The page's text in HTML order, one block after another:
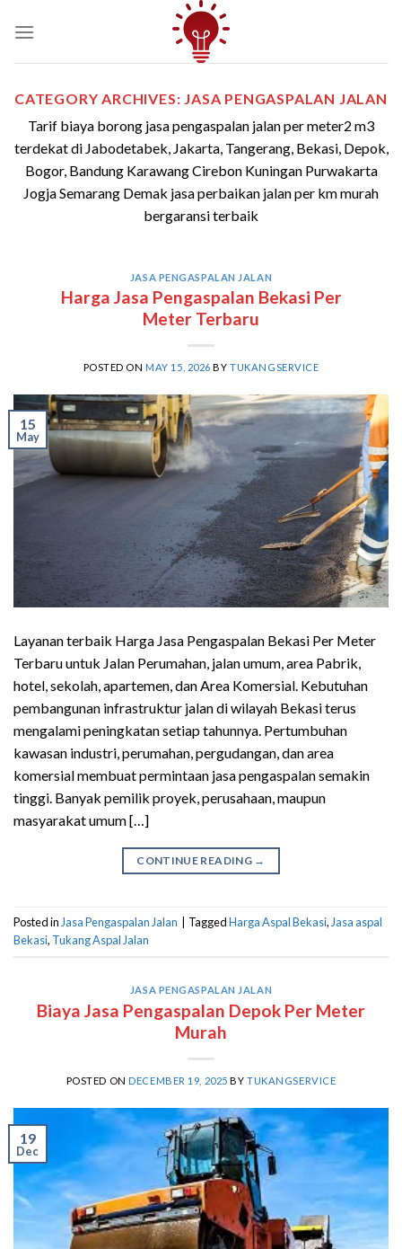
CATEGORY ARCHIVES: JASA PENGASPALAN JALAN
Tarif biaya borong jasa pengaspalan jalan per meter2 m3
terdekat di Jabodetabek, Jakarta, Tangerang, Bekasi, Depok,
Bogor, Bandung Karawang Cirebon Kuningan Purwakarta
Jogja Semarang Demak jasa perbaikan jalan per km murah
bergaransi terbaik
JASA PENGASPALAN JALAN
Harga Jasa Pengaspalan Bekasi Per
Meter Terbaru
POSTED ONMAY 15, 2026 BYTUKANGSERVICE
15
May
Layanan terbaik Harga Jasa Pengaspalan Bekasi Per Meter
Terbaru untuk Jalan Perumahan, jalan umum, area Pabrik,
hotel, sekolah, apartemen, dan Area Komersial. Kebutuhan
pembangunan infrastruktur jalan di wilayah Bekasi terus
mengalami peningkatan setiap tahunnya. Pertumbuhan
kawasan industri, perumahan, pergudangan, dan area
komersial membuat permintaan jasa pengaspalan semakin
tinggi. Banyak pemilik proyek, perusahaan, maupun
masyarakat umum […]
CONTINUE READING →
Posted inJasa Pengaspalan Jalan TaggedHarga Aspal Bekasi,Jasa aspal
Bekasi, Tukang Aspal Jalan
JASA PENGASPALAN JALAN
Biaya Jasa Pengaspalan Depok Per Meter
Murah
POSTED ONDECEMBER 19, 2025 BYTUKANGSERVICE
19
Dec